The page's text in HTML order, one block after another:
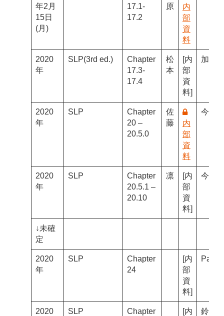
年2月
15日
(月)
17.1-
17.2
原
内
部
資
料
2020
年
SLP(3rd ed.)
Chapter
17.3-
17.4
松
本
[内
部
資
料]
加藤
2020
年
SLP
Chapter
20 –
20.5.0
佐
藤
内
部
資
料
今野
2020
年
SLP
Chapter
20.5.1 –
20.10
凛
[内
部
資
料]
今野
↓未確
定
2020
年
SLP
Chapter
24
[内
部
資
料]
Paul
2020
SLP
Chapter
[内
鈴木M